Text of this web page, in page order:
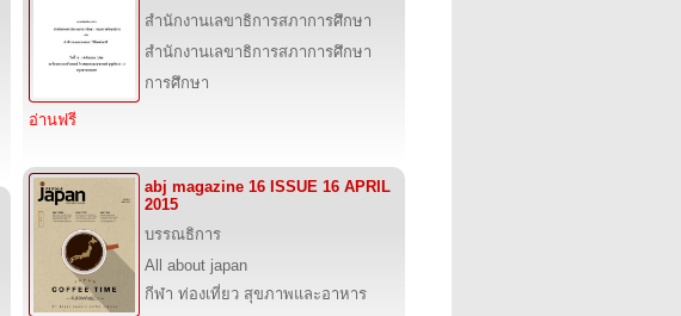
สำนักงานเลขาธิการสภาการศึกษา
สำนักงานเลขาธิการสภาการศึกษา
การศึกษา
อ่านฟรี
abj magazine 16 ISSUE 16 APRIL
2015
บรรณธิการ
All about japan
กีฬา ท่องเที่ยว สุขภาพและอาหาร